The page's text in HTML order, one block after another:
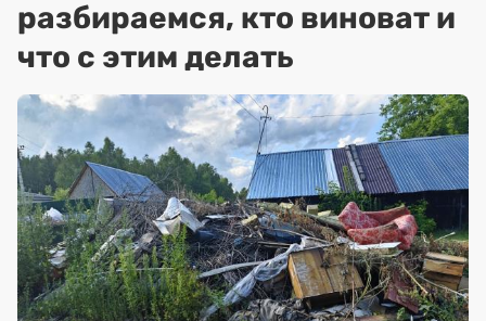
разбираемся, кто виноват и
что с этим делать